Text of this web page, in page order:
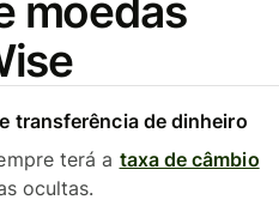
moedas
transferência de dinheiro
terá a taxa de câmbio
ocultas.